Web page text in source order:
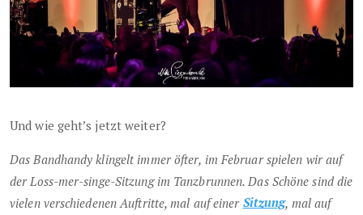
Und wie geht’s jetzt weiter?
Das Bandhandy klingelt immer öfter, im Februar spielen wir auf
der Loss-mer-singe-Sitzung im Tanzbrunnen. Das Schöne sind die
vielen verschiedenen Auftritte, mal auf einer Sitzung, mal auf